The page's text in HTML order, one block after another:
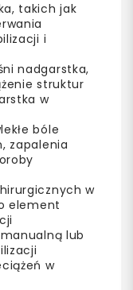
takich jak
i
nadgarstka,
struktur
w
bóle
zapalenia
w
element
lub
w